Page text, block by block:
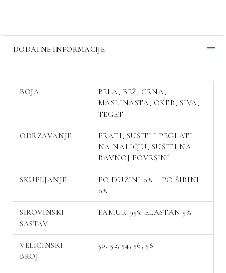
DODATNE INFORMACIJE
BOJA
BELA, BEŽ, CRNA,
MASLINASTA, OKER, SIVA,
TEGET
ODRZAVANJE
PRATI, SUŠITI I PEGLATI
NA NALIČJU, SUŠITI NA
RAVNOJ POVRŠINI
SKUPLJANJE
PO DUŽINI 0% – PO ŠIRINI
0%
SIROVINSKI
SASTAV
PAMUK 95% ELASTAN 5%
VELIČINSKI
BROJ
50, 52, 54, 56, 58